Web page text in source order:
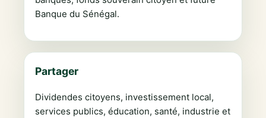
Banque du Sénégal.
Partager
Dividendes citoyens, investissement local,
services publics, éducation, santé, industrie et